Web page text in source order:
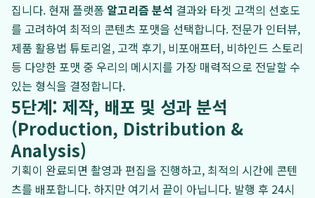
집니다. 현재 플랫폼 알고리즘 분석 결과와 타겟 고객의 선호도
를 고려하여 최적의 콘텐츠 포맷을 선택합니다. 전문가 인터뷰,
제품 활용법 튜토리얼, 고객 후기, 비포애프터, 비하인드 스토리
등 다양한 포맷 중 우리의 메시지를 가장 매력적으로 전달할 수
있는 형식을 결정합니다.
5단계: 제작, 배포 및 성과 분석
(Production, Distribution &
Analysis)
기획이 완료되면 촬영과 편집을 진행하고, 최적의 시간에 콘텐
츠를 배포합니다. 하지만 여기서 끝이 아닙니다. 발행 후 24시